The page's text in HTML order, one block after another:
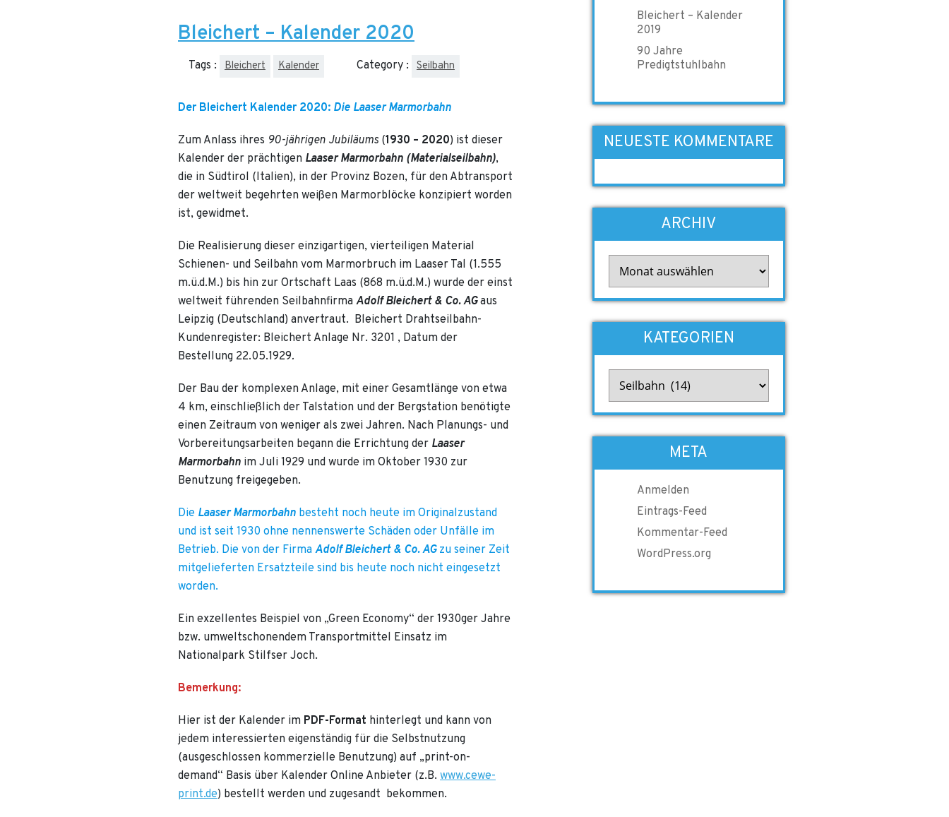
Bleichert – Kalender 2020
Tags : Bleichert Kalender Category : Seilbahn
Der Bleichert Kalender 2020: Die Laaser Marmorbahn
Zum Anlass ihres 90-jährigen Jubiläums(1930 – 2020) ist dieser
Kalender der prächtigen Laaser Marmorbahn (Materialseilbahn),
die in Südtirol (Italien), in der Provinz Bozen, für den Abtransport
der weltweit begehrten weißen Marmorblöcke konzipiert worden
ist, gewidmet.
Die Realisierung dieser einzigartigen, vierteiligen Material
Schienen- und Seilbahn vom Marmorbruch im Laaser Tal (1.555
m.ü.d.M.) bis hin zur Ortschaft Laas (868 m.ü.d.M.) wurde der einst
weltweit führenden Seilbahnfirma Adolf Bleichert & Co. AGaus
Leipzig (Deutschland) anvertraut. Bleichert Drahtseilbahn-
Kundenregister: Bleichert Anlage Nr. 3201 , Datum der
Bestellung 22.05.1929.
Der Bau der komplexen Anlage, mit einer Gesamtlänge von etwa
4 km, einschließlich der Talstation und der Bergstation benötigte
einen Zeitraum von weniger als zwei Jahren. Nach Planungs- und
Vorbereitungsarbeiten begann die Errichtung der Laaser
Marmorbahn im Juli 1929 und wurde im Oktober 1930 zur
Benutzung freigegeben.
Die Laaser Marmorbahn besteht noch heute im Originalzustand
und ist seit 1930 ohne nennenswerte Schäden oder Unfälle im
Betrieb. Die von der Firma Adolf Bleichert & Co. AGzu seiner Zeit
mitgelieferten Ersatzteile sind bis heute noch nicht eingesetzt
worden.
Ein exzellentes Beispiel von „Green Economy“ der 1930ger Jahre
bzw. umweltschonendem Transportmittel Einsatz im
Nationalpark Stilfser Joch.
Bemerkung:
Hier ist der Kalender im PDF-Format hinterlegt und kann von
jedem interessierten eigenständig für die Selbstnutzung
(ausgeschlossen kommerzielle Benutzung) auf „print-on-
demand“ Basis über Kalender Online Anbieter (z.B. www.cewe-
print.de) bestellt werden und zugesandt bekommen.
Bleichert – Kalender
2019
90 Jahre
Predigtstuhlbahn
NEUESTE KOMMENTARE
ARCHIV
KATEGORIEN
Kategorien
META
Anmelden
Eintrags-Feed
Kommentar-Feed
WordPress.org